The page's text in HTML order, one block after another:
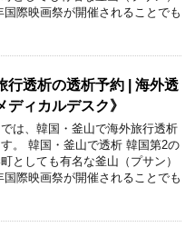
国際映画祭が開催されることでも
行透析の透析予約 | 海外透
ディカルデスク》
は、韓国・釜山で海外旅行透析
。 韓国・釜山で透析 韓国第2の
としても有名な釜山（プサン）
国際映画祭が開催されることでも